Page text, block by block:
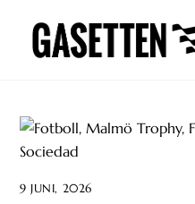
content
9 JUNI, 2026